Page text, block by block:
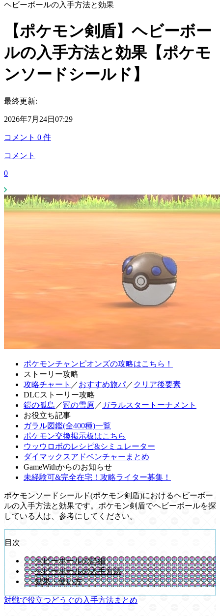
ヘビーボールの入手方法と効果
【ポケモン剣盾】ヘビーボー
ルの入手方法と効果【ポケモ
ンソードシールド】
最終更新:
2026年7月24日07:29
コメント 0 件
コメント
0
ポケモンチャンピオンズの攻略はこちら！
ストーリー攻略
攻略チャート ／おすすめ旅パ／ クリア後要素
DLCストーリー攻略
鎧の孤島 ／冠の雪原／ ガラルスタートーナメント
お役立ち記事
ガラル図鑑(全400種)一覧
ポケモン交換掲示板はこちら
ウッウロボのレシピ&シミュレーター
ダイマックスアドベンチャーまとめ
GameWithからのお知らせ
未経験可&完全在宅！攻略ライター募集！
ポケモンソードシールド(ポケモン剣盾)におけるヘビーボー
ルの入手方法と効果です。ポケモン剣盾でヘビーボールを探
している人は、参考にしてください。
目次
ヘビーボールの詳細
ヘビーボールの入手方法
効果・使い方
対戦で役立つどうぐの入手方法まとめ